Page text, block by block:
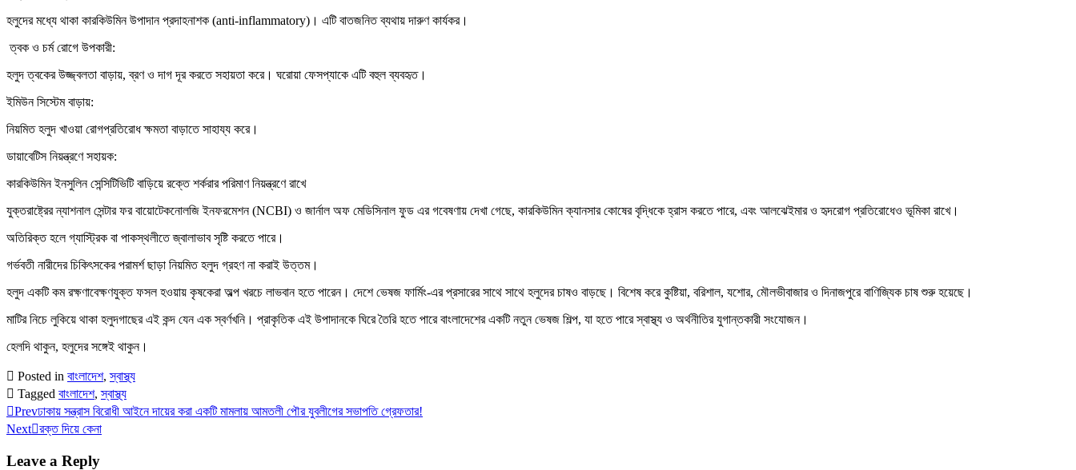
হলুদের মধ্যে থাকা কারকিউমিন উপাদান প্রদাহনাশক (anti-inflammatory)। এটি বাতজনিত ব্যথায় দারুণ কার্যকর।
ত্বক ও চর্ম রোগে উপকারী:
হলুদ ত্বকের উজ্জ্বলতা বাড়ায়, ব্রণ ও দাগ দূর করতে সহায়তা করে। ঘরোয়া ফেসপ্যাকে এটি বহুল ব্যবহৃত।
ইমিউন সিস্টেম বাড়ায়:
নিয়মিত হলুদ খাওয়া রোগপ্রতিরোধ ক্ষমতা বাড়াতে সাহায্য করে।
ডায়াবেটিস নিয়ন্ত্রণে সহায়ক:
কারকিউমিন ইনসুলিন সেন্সিটিভিটি বাড়িয়ে রক্তে শর্করার পরিমাণ নিয়ন্ত্রণে রাখে
যুক্তরাষ্ট্রের ন্যাশনাল সেন্টার ফর বায়োটেকনোলজি ইনফরমেশন (NCBI) ও জার্নাল অফ মেডিসিনাল ফুড এর গবেষণায় দেখা গেছে, কারকিউমিন ক্যানসার কোষের বৃদ্ধিকে হ্রাস করতে পারে, এবং আলঝেইমার ও হৃদরোগ প্রতিরোধেও ভূমিকা রাখে।
অতিরিক্ত হলে গ্যাস্ট্রিক বা পাকস্থলীতে জ্বালাভাব সৃষ্টি করতে পারে।
গর্ভবতী নারীদের চিকিৎসকের পরামর্শ ছাড়া নিয়মিত হলুদ গ্রহণ না করাই উত্তম।
হলুদ একটি কম রক্ষণাবেক্ষণযুক্ত ফসল হওয়ায় কৃষকেরা অল্প খরচে লাভবান হতে পারেন। দেশে ভেষজ ফার্মিং-এর প্রসারের সাথে সাথে হলুদের চাষও বাড়ছে। বিশেষ করে কুষ্টিয়া, বরিশাল, যশোর, মৌলভীবাজার ও দিনাজপুরে বাণিজ্যিক চাষ শুরু হয়েছে।
মাটির নিচে লুকিয়ে থাকা হলুদগাছের এই কন্দ যেন এক স্বর্ণখনি। প্রাকৃতিক এই উপাদানকে ঘিরে তৈরি হতে পারে বাংলাদেশের একটি নতুন ভেষজ শিল্প, যা হতে পারে স্বাস্থ্য ও অর্থনীতির যুগান্তকারী সংযোজন।
হেলদি থাকুন, হলুদের সঙ্গেই থাকুন।
Posted in বাংলাদেশ,স্বাস্থ্য
Tagged বাংলাদেশ,স্বাস্থ্য
Prevঢাকায় সন্ত্রাস বিরোধী আইনে দায়ের করা একটি মামলায় আমতলী পৌর যুবলীগের সভাপতি গ্রেফতার!
Next রক্ত দিয়ে কেনা
Leave a Reply